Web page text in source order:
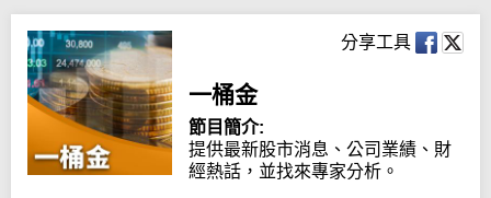
c
h
分享工具
一桶金
節目簡介:
提供最新股市消息、公司業績、財
經熱話，並找來專家分析。